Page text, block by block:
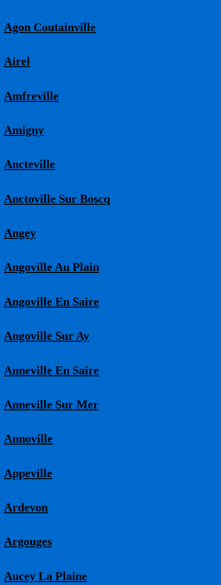
Agon Coutainville
Airel
Amfreville
Amigny
Ancteville
Anctoville Sur Boscq
Angey
Angoville Au Plain
Angoville En Saire
Angoville Sur Ay
Anneville En Saire
Anneville Sur Mer
Annoville
Appeville
Ardevon
Argouges
Aucey La Plaine